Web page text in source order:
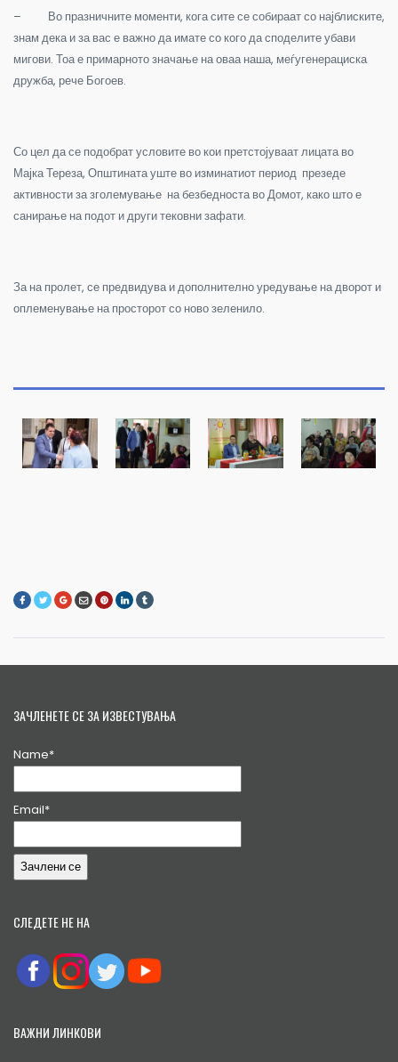
– Во празничните моменти, кога сите се собираат со најблиските,
знам дека и за вас е важно да имате со кого да споделите убави
мигови. Тоа е примарното значање на оваа наша, меѓугенерациска
дружба, рече Богоев.
Со цел да се подобрат условите во кои претстојуваат лицата во
Мајка Тереза, Општината уште во изминатиот период презеде
активности за зголемување на безбедноста во Домот, како што е
санирање на подот и други тековни зафати.
За на пролет, се предвидува и дополнително уредување на дворот и
оплеменување на просторот со ново зеленило.
ЗАЧЛЕНЕТЕ СЕ ЗА ИЗВЕСТУВАЊА
Name*
Email*
СЛЕДЕТЕ НЕ НА
ВАЖНИ ЛИНКОВИ